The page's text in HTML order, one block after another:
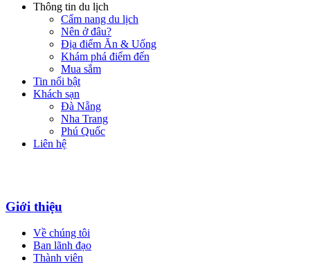
Thông tin du lịch
Cẩm nang du lịch
Nên ở đâu?
Địa điểm Ăn & Uống
Khám phá điểm đến
Mua sắm
Tin nổi bật
Khách sạn
Đà Nẵng
Nha Trang
Phú Quốc
Liên hệ
Giới thiệu
Về chúng tôi
Ban lãnh đạo
Thành viên